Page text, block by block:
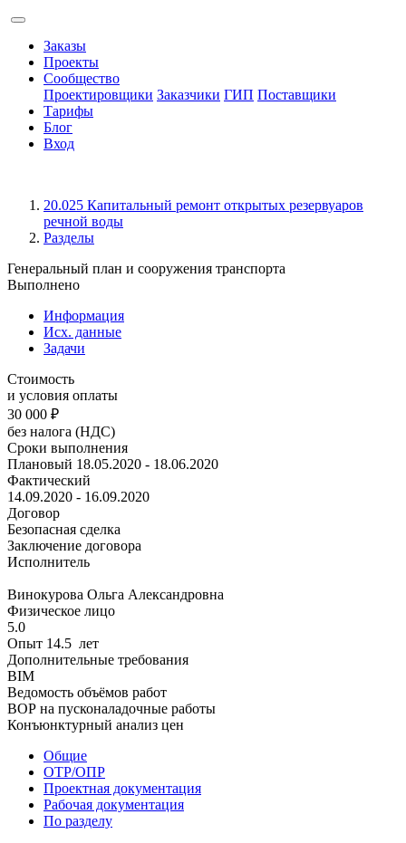
Заказы
Проекты
Сообщество
Проектировщики Заказчики ГИП Поставщики
Тарифы
Блог
Вход
20.025 Капитальный ремонт открытых резервуаров
речной воды
Разделы
Генеральный план и сооружения транспорта
Выполнено
Информация
Исх. данные
Задачи
Стоимость
и условия оплаты
30 000 ₽
без налога (НДС)
Сроки выполнения
Плановый 18.05.2020 - 18.06.2020
Фактический
14.09.2020 - 16.09.2020
Договор
Безопасная сделка
Заключение договора
Исполнитель
Винокурова Ольга Александровна
Физическое лицо
5.0
Опыт 14.5 лет
Дополнительные требования
BIM
Ведомость объёмов работ
ВОР на пусконаладочные работы
Конъюнктурный анализ цен
Общие
ОТР/ОПР
Проектная документация
Рабочая документация
По разделу